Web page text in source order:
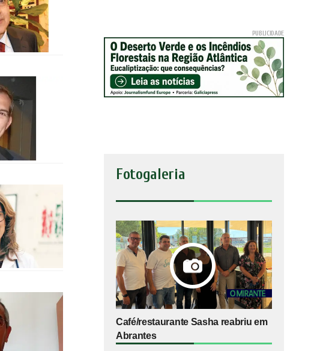
Fotogaleria
Café/restaurante Sasha reabriu em
Abrantes